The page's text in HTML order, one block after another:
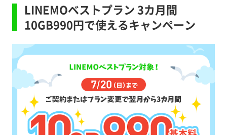
LINEMOベストプラン 3カ月間
10GB990円で使えるキャンペーン